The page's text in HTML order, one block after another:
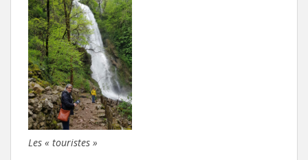
Les « touristes »